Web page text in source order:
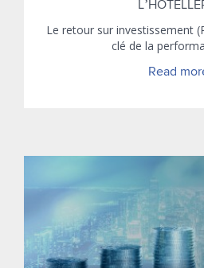
Le retour sur investissement
clé de la
Read